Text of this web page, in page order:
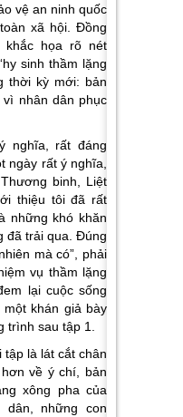
vệ an ninh quốc
xã hội. Đồng
khắc họa rõ nét
sinh thầm lặng
thời kỳ mới: bản
nhân dân phục
nghĩa, rất đáng
ngày rất ý nghĩa,
binh, Liệt
thiệu tôi đã rất
những khó khăn
đã trải qua. Đúng
mà có”, phải
vụ thầm lặng
lại cuộc sống
một khán giả bày
sau tập 1.
là lát cắt chân
về ý chí, bản
xông pha của
những con